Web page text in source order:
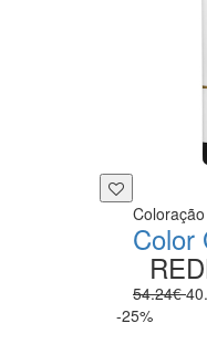
Color
54.24€
-25%